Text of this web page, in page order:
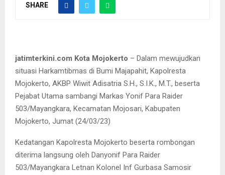
SHARE
jatimterkini.com Kota Mojokerto – Dalam mewujudkan
situasi Harkamtibmas di Bumi Majapahit, Kapolresta
Mojokerto, AKBP Wiwit Adisatria S.H., S.I.K., M.T., beserta
Pejabat Utama sambangi Markas Yonif Para Raider
503/Mayangkara, Kecamatan Mojosari, Kabupaten
Mojokerto, Jumat (24/03/23)
Kedatangan Kapolresta Mojokerto beserta rombongan
diterima langsung oleh Danyonif Para Raider
503/Mayangkara Letnan Kolonel Inf Gurbasa Samosir